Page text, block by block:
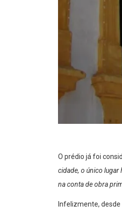
O prédio já foi
cidade, o único lugar
na conta de obra
Infelizmente, desde